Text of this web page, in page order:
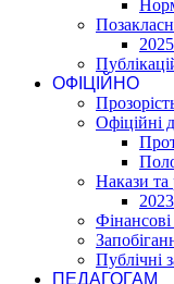
ОФІЦІЙНО
Офіційні
Накази
Фінансові
Публічні
ПЕДАГОГАМ